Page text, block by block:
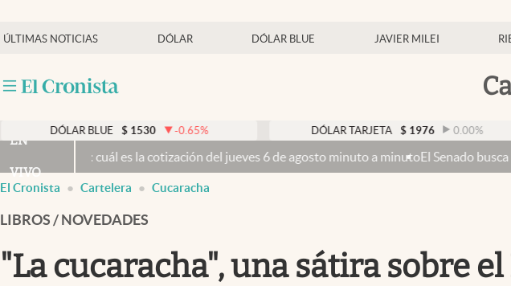
ÚLTIMAS NOTICIAS DÓLAR DÓLAR BLUE JAVIER MILEI
Mercados Online
Otras secciones
Infotechnology
Clase
Clima
Mundial 2026
DÓLAR BLUE $ 1530 -0.65 % DÓLAR TARJETA $ 1976 0.00%
EN
VIVO
cuál es la cotización del jueves 6 de agosto minuto a minutoEl Senado busca aprobar la
El Cronista Cartelera Cucaracha
LIBROS / NOVEDADES
"La cucaracha", una sátira sobre